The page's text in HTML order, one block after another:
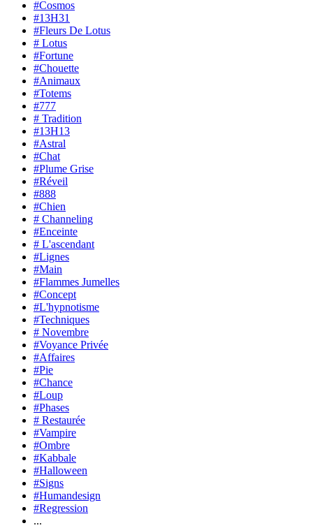
#Cosmos
#13H31
#Fleurs De Lotus
# Lotus
#Fortune
#Chouette
#Animaux
#Totems
#777
# Tradition
#13H13
#Astral
#Chat
#Plume Grise
#Réveil
#888
#Chien
# Channeling
#Enceinte
# L'ascendant
#Lignes
#Main
#Flammes Jumelles
#Concept
#L'hypnotisme
#Techniques
# Novembre
#Voyance Privée
#Affaires
#Pie
#Chance
#Loup
#Phases
# Restaurée
#Vampire
#Ombre
#Kabbale
#Halloween
#Signs
#Humandesign
#Regression
...